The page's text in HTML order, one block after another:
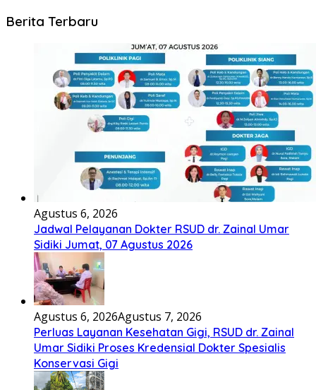
Berita Terbaru
Agustus 6, 2026
Jadwal Pelayanan Dokter RSUD dr. Zainal Umar
Sidiki Jumat, 07 Agustus 2026
Agustus 6, 2026Agustus 7, 2026
Perluas Layanan Kesehatan Gigi, RSUD dr. Zainal
Umar Sidiki Proses Kredensial Dokter Spesialis
Konservasi Gigi